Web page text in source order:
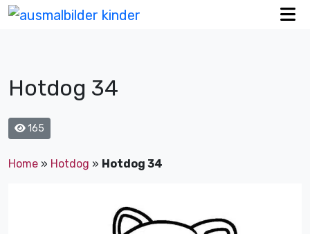
Hotdog 34
165
Home » Hotdog » Hotdog 34